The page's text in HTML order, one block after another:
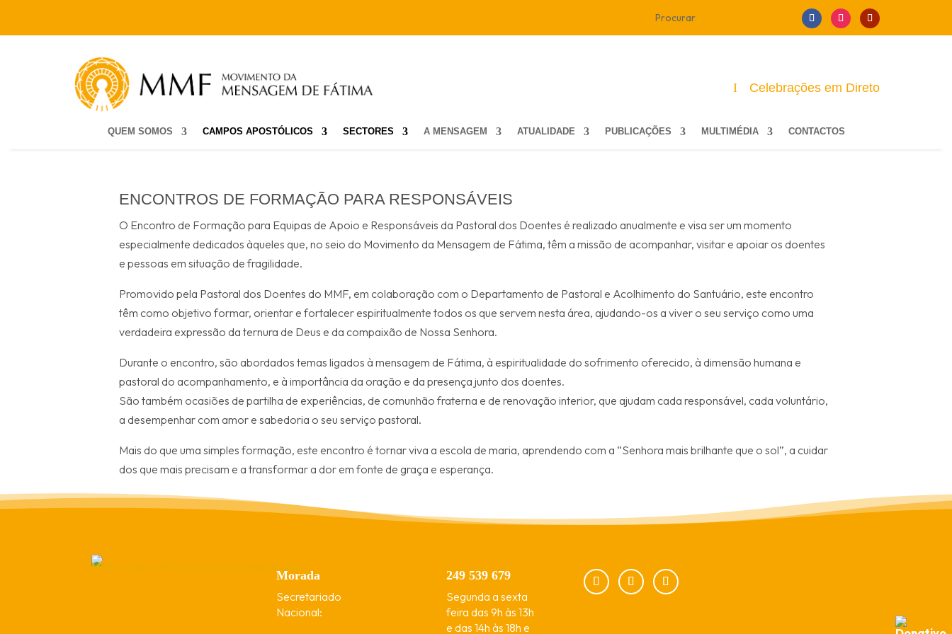
Celebrações em Direto
QUEM SOMOS CAMPOS APOSTÓLICOS SECTORES A MENSAGEM ATUALIDADE PUBLICAÇÕES MULTIMÉDIA CONTACTOS
ENCONTROS DE FORMAÇÃO PARA RESPONSÁVEIS
O Encontro de Formação para Equipas de Apoio e Responsáveis da Pastoral dos Doentes é realizado anualmente e visa ser um momento
especialmente dedicados àqueles que, no seio do Movimento da Mensagem de Fátima, têm a missão de acompanhar, visitar e apoiar os doentes
e pessoas em situação de fragilidade.
Promovido pela Pastoral dos Doentes do MMF, em colaboração com o Departamento de Pastoral e Acolhimento do Santuário, este encontro
têm como objetivo formar, orientar e fortalecer espiritualmente todos os que servem nesta área, ajudando-os a viver o seu serviço como uma
verdadeira expressão da ternura de Deus e da compaixão de Nossa Senhora.
Durante o encontro, são abordados temas ligados à mensagem de Fátima, à espiritualidade do sofrimento oferecido, à dimensão humana e
pastoral do acompanhamento, e à importância da oração e da presença junto dos doentes.
São também ocasiões de partilha de experiências, de comunhão fraterna e de renovação interior, que ajudam cada responsável, cada voluntário,
a desempenhar com amor e sabedoria o seu serviço pastoral.
Mais do que uma simples formação, este encontro é tornar viva a escola de maria, aprendendo com a “Senhora mais brilhante que o sol”, a cuidar
dos que mais precisam e a transformar a dor em fonte de graça e esperança.
Morada
Secretariado
Nacional:
249 539 679
Segunda a sexta
feira das 9h às 13h
e das 14h às 18h e